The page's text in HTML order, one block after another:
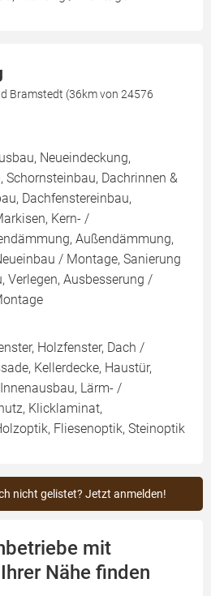
Bramstedt (36km von 24576
Neueindeckung,
Schornsteinbau, Dachrinnen &
Dachfenstereinbau,
Kern- /
Außendämmung,
/ Montage, Sanierung
Verlegen, Ausbesserung /
Holzfenster, Dach /
Kellerdecke, Haustür,
Lärm- /
Klicklaminat,
Fliesenoptik, Steinoptik
nicht gelistet? Jetzt anmelden!
mit
Nähe finden